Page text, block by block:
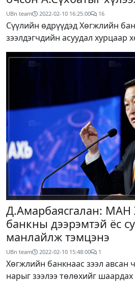
UBn team 2022-02-10 16:25:00 16
Сүүлийн өдрүүдэд Хөгжлийн
зээлдэгчдийн асуудал хурцаар
Д.Амарбаясгалан: МАН
банкны дээрэмтэй ёс
манлайлж тэмцэнэ
UBn team 2022-02-10 15:48:00 1
Хөгжлийн банкнаас зээл авсан
нарыг зээлээ төлөхийг